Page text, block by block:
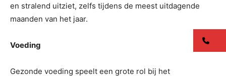
en stralend uitziet, zelfs tijdens de meest uitdagende
maanden van het jaar.
Voeding
Gezonde voeding speelt een grote rol bij het